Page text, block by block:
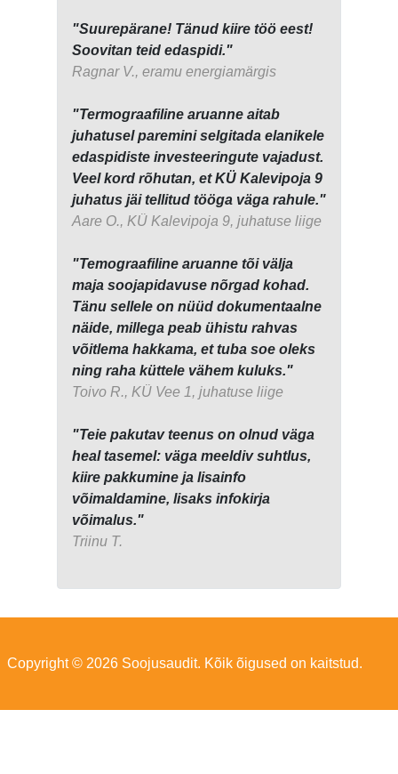
"Suurepärane! Tänud kiire töö eest!
Soovitan teid edaspidi."
Ragnar V., eramu energiamärgis
"Termograafiline aruanne aitab
juhatusel paremini selgitada elanikele
edaspidiste investeeringute vajadust.
Veel kord rõhutan, et KÜ Kalevipoja 9
juhatus jäi tellitud tööga väga rahule."
Aare O., KÜ Kalevipoja 9, juhatuse liige
"Temograafiline aruanne tõi välja
maja soojapidavuse nõrgad kohad.
Tänu sellele on nüüd dokumentaalne
näide, millega peab ühistu rahvas
võitlema hakkama, et tuba soe oleks
ning raha küttele vähem kuluks."
Toivo R., KÜ Vee 1, juhatuse liige
"Teie pakutav teenus on olnud väga
heal tasemel: väga meeldiv suhtlus,
kiire pakkumine ja lisainfo
võimaldamine, lisaks infokirja
võimalus."
Triinu T.
Copyright © 2026 Soojusaudit. Kõik õigused on kaitstud.